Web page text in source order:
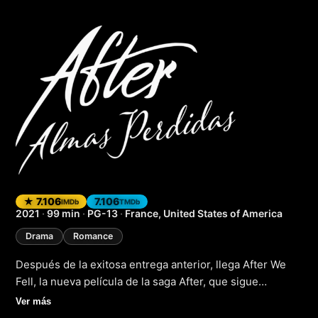
After We Fell
★ 7.106IMDb 7.106TMDb
2021 · 99 min · PG-13 · France, United States of America
Drama Romance
Después de la exitosa entrega anterior, llega After We
Fell, la nueva película de la saga After, que sigue
explorando los complejos y apasionados momentos de
Ver más